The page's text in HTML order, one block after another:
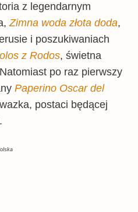
48,99 zł
50,36 zł
51,99 zł
51,99 zł
52,29 zł
z legendarnym
Zimna woda złota doda,
i poszukiwaniach
z Rodos, świetna
po raz pierwszy
Paperino Oscar del
postaci będącej